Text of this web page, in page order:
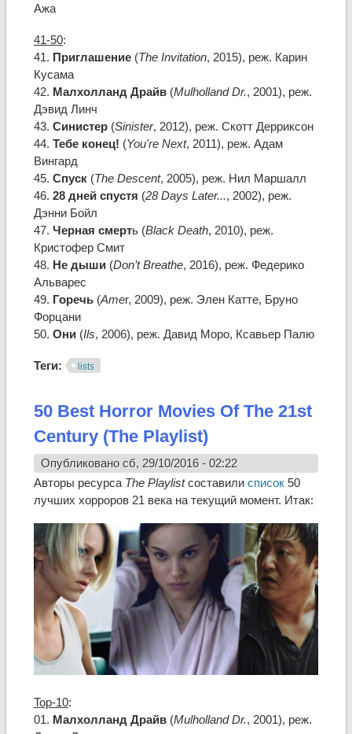
Ажа
41-50:
41. Приглашение(The Invitation, 2015), реж. Карин
Кусама
42. Малхолланд Драйв(Mulholland Dr., 2001), реж.
Дэвид Линч
43. Синистер(Sinister, 2012), реж. Скотт Дерриксон
44. Тебе конец! (You're Next, 2011), реж. Адам
Вингард
45. Спуск(The Descent, 2005), реж. Нил Маршалл
46. 28 дней спустя (28 Days Later..., 2002), реж.
Дэнни Бойл
47. Черная смерть (Black Death, 2010), реж.
Кристофер Смит
48. Не дыши(Don’t Breathe, 2016), реж. Федерико
Альварес
49. Горечь(Amer, 2009), реж. Элен Катте, Бруно
Форцани
50. Они(Ils, 2006), реж. Давид Моро, Ксавьер Палю
Теги: lists
50 Best Horror Movies Of The 21st
Century (The Playlist)
Опубликовано сб, 29/10/2016 - 02:22
Авторы ресурса The Playlistсоставили список50
лучших хорроров 21 века на текущий момент. Итак:
Top-10:
01. Малхолланд Драйв(Mulholland Dr., 2001), реж.